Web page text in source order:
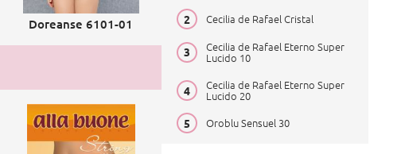
Doreanse 6101-01
Cecilia de Rafael Cristal
Cecilia de Rafael Eterno Super
Lucido 10
Cecilia de Rafael Eterno Super
Lucido 20
Oroblu Sensuel 30